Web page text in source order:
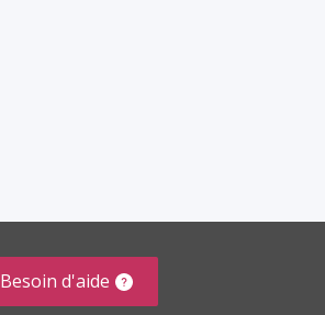
Besoin d'aide